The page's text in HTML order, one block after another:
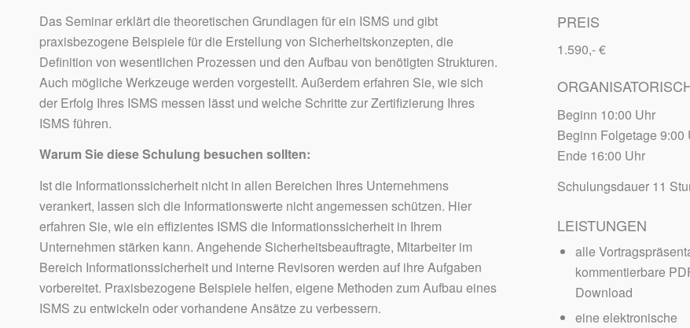
Das Seminar erklärt die theoretischen Grundlagen für ein ISMS und gibt
praxisbezogene Beispiele für die Erstellung von Sicherheitskonzepten, die
Definition von wesentlichen Prozessen und den Aufbau von benötigten Strukturen.
Auch mögliche Werkzeuge werden vorgestellt. Außerdem erfahren Sie, wie sich
der Erfolg Ihres ISMS messen lässt und welche Schritte zur Zertifizierung Ihres
ISMS führen.
Warum Sie diese Schulung besuchen sollten:
Ist die Informationssicherheit nicht in allen Bereichen Ihres Unternehmens
verankert, lassen sich die Informationswerte nicht angemessen schützen. Hier
erfahren Sie, wie ein effizientes ISMS die Informationssicherheit in Ihrem
Unternehmen stärken kann. Angehende Sicherheitsbeauftragte, Mitarbeiter im
Bereich Informationssicherheit und interne Revisoren werden auf ihre Aufgaben
vorbereitet. Praxisbezogene Beispiele helfen, eigene Methoden zum Aufbau eines
ISMS zu entwickeln oder vorhandene Ansätze zu verbessern.
PREIS
1.590,- €
Beginn 10:00 Uhr
Beginn Folgetage 9:00
Ende 16:00 Uhr
Schulungsdauer 11
LEISTUNGEN
alle
kommentierbare
Download
eine elektronische